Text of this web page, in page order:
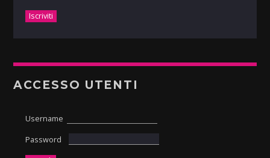
ACCESSO UTENTI
Username
Password